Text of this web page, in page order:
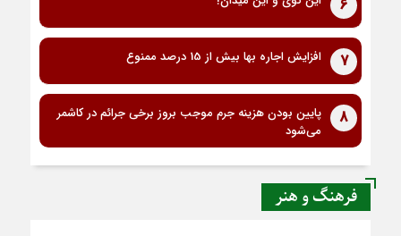
6
7 افزایش اجاره بها بیش از 15 درصد ممنوع
8
پایین بودن هزینه جرم موجب بروز برخی جرائم در کاشمر
می‌شود
فرهنگ و هنر